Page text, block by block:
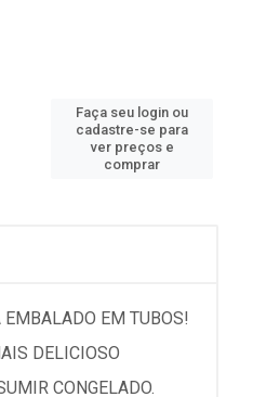
Faça seu login ou
cadastre-se para
ver preços e
comprar
EM TUBOS!
DELICIOSO
CONGELADO.